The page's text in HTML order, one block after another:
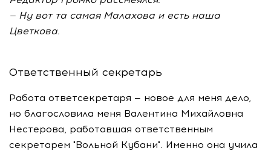
— Ну вот та самая Малахова и есть наша
Цветкова.
Ответственный секретарь
Работа ответсекретаря — новое для меня дело,
но благословила меня Валентина Михайловна
Нестерова, работавшая ответственным
секретарем "Вольной Кубани". Именно она учила